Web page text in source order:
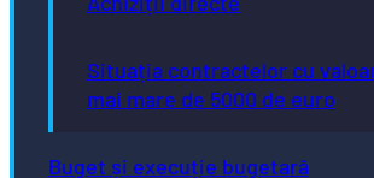
Situația contractelor cu
mai mare de 5000 de euro
Buget și execuție bugetară